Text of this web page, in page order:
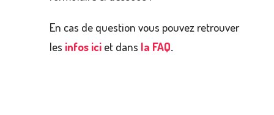
En cas de question vous pouvez retrouver
les infos ici et dans la FAQ.